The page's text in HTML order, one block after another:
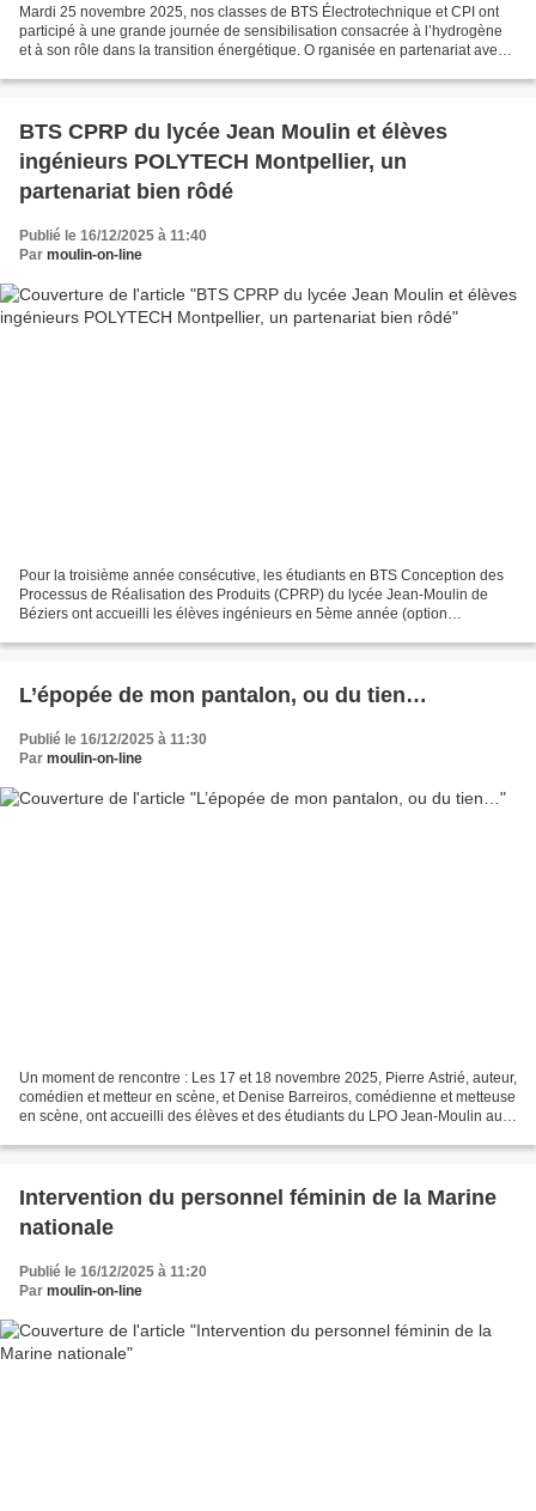
Mardi 25 novembre 2025, nos classes de BTS Électrotechnique et CPI ont
participé à une grande journée de sensibilisation consacrée à l’hydrogène
et à son rôle dans la transition énergétique. O rganisée en partenariat avec
BTS CPRP du lycée Jean Moulin et élèves
ingénieurs POLYTECH Montpellier, un
partenariat bien rôdé
Publié le 16/12/2025 à 11:40
Par moulin-on-line
Pour la troisième année consécutive, les étudiants en BTS Conception des
Processus de Réalisation des Produits (CPRP) du lycée Jean-Moulin de
Béziers ont accueilli les élèves ingénieurs en 5ème année (option
L’épopée de mon pantalon, ou du tien…
Publié le 16/12/2025 à 11:30
Par moulin-on-line
Un moment de rencontre : Les 17 et 18 novembre 2025, Pierre Astrié, auteur,
comédien et metteur en scène, et Denise Barreiros, comédienne et metteuse
en scène, ont accueilli des élèves et des étudiants du LPO Jean-Moulin au
Intervention du personnel féminin de la Marine
nationale
Publié le 16/12/2025 à 11:20
Par moulin-on-line